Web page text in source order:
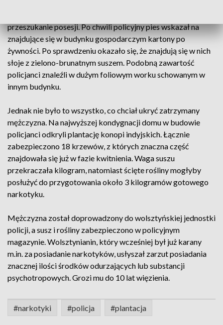
przeszukanie posesji. Po chwili policyjny pies wskazał na
znajdujące się w budynku gospodarczym kartony po
żywności. Po sprawdzeniu okazało się, że znajdują się w nich
słoje z zielono-brunatnym suszem. Podobną zawartość
policjanci znaleźli w dużym foliowym worku schowanym w
innym budynku.
Jednak nie było to wszystko, co chciał ukryć zatrzymany
mężczyzna. Na najwyższej kondygnacji domu w budowie
policjanci odkryli plantację konopi indyjskich. Łącznie
zabezpieczono 18 krzewów, z których znaczna część
znajdowała się już w fazie kwitnienia. Waga suszu
przekraczała kilogram, natomiast ścięte rośliny mogłyby
posłużyć do przygotowania około 3 kilogramów gotowego
narkotyku.
Mężczyzna został doprowadzony do wolsztyńskiej jednostki
policji, a susz i rośliny zabezpieczono w policyjnym
magazynie. Wolsztynianin, który wcześniej był już karany
m.in. za posiadanie narkotyków, usłyszał zarzut posiadania
znacznej ilości środków odurzających lub substancji
psychotropowych. Grozi mu do 10 lat więzienia.
#narkotyki #policja #plantacja